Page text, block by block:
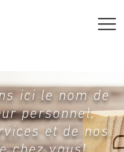
ici le nom de
personnel.
et de nos
chez vous!